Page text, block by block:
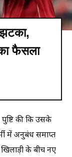
फैसला
की कि उसके
में अनुबंध समाप्त
के बीच नए